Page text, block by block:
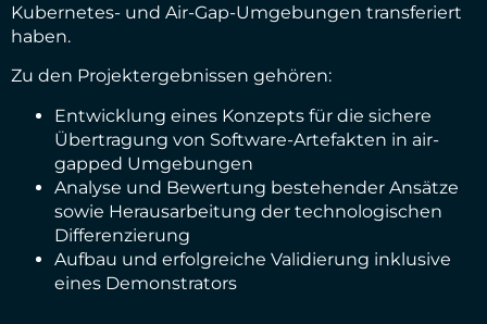
Kubernetes- und Air-Gap-Umgebungen transferiert
haben.
Zu den Projektergebnissen gehören:
Entwicklung eines Konzepts für die sichere
Übertragung von Software-Artefakten in air-
gapped Umgebungen
Analyse und Bewertung bestehender Ansätze
sowie Herausarbeitung der technologischen
Differenzierung
Aufbau und erfolgreiche Validierung inklusive
eines Demonstrators